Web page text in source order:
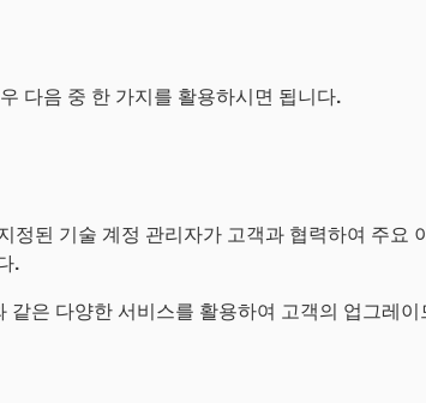
다음 중 한 가지를 활용하시면 됩니다.
된 기술 계정 관리자가 고객과 협력하여 주요
.
같은 다양한 서비스를 활용하여 고객의 업그레